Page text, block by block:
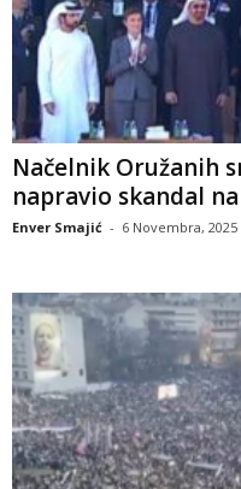
Načelnik Oružanih
napravio skandal
Enver Smajić - 6 Novembra, 2025